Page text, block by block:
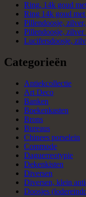
Ring, 14k goud
Ring 14k goud
Pillendoosje,
Pillendoosje, zilver
Lucifersdoosje,
Categorieën
Antiekcollectie
Art Deco
Banken
Boekenkasten
Brons
Bureaus
Chinees porselein
Commode
Daguerreotypie
Dekenkisten
Diversen
Diversen, klein
Doosjes